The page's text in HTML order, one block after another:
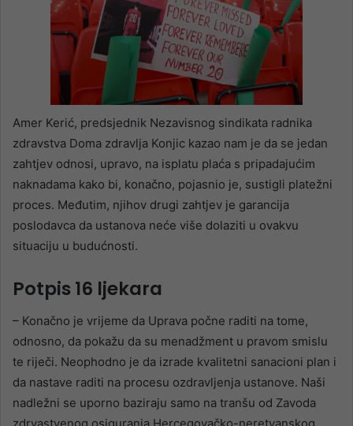
Amer Kerić, predsjednik Nezavisnog sindikata radnika
zdravstva Doma zdravlja Konjic kazao nam je da se jedan
zahtjev odnosi, upravo, na isplatu plaća s pripadajućim
naknadama kako bi, konačno, pojasnio je, sustigli platežni
proces. Međutim, njihov drugi zahtjev je garancija
poslodavca da ustanova neće više dolaziti u ovakvu
situaciju u budućnosti.
Potpis 16 ljekara
– Konačno je vrijeme da Uprava počne raditi na tome,
odnosno, da pokažu da su menadžment u pravom smislu
te riječi. Neophodno je da izrade kvalitetni sanacioni plan i
da nastave raditi na procesu ozdravljenja ustanove. Naši
nadležni se uporno baziraju samo na tranšu od Zavoda
zdrvastvenog osiguranja Hercegovačko-neretvanskog